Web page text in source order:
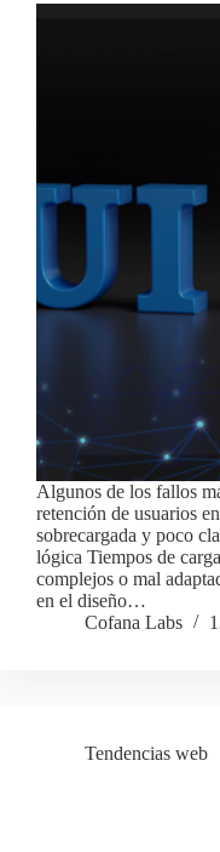
Algunos de los fallos
retención de usuarios
sobrecargada y poco
lógica Tiempos de
complejos o mal
en el diseño…
Cofana Labs
Tendencias web